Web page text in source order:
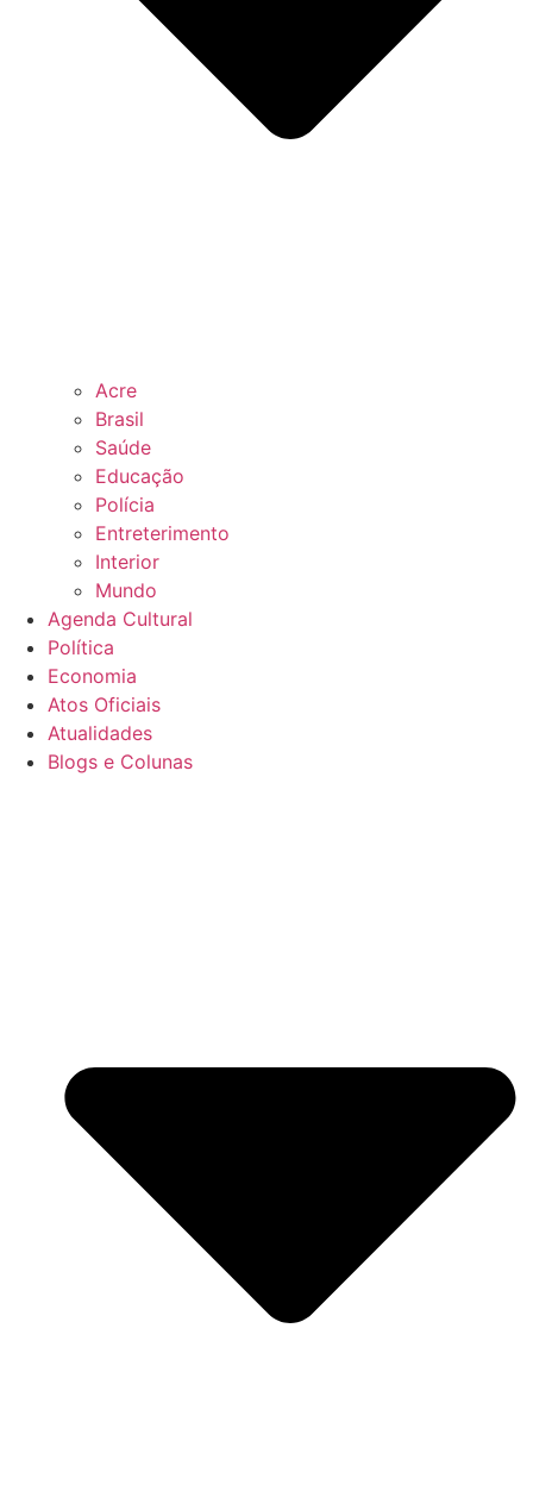
Acre
Brasil
Saúde
Educação
Polícia
Entreterimento
Interior
Mundo
Agenda Cultural
Política
Economia
Atos Oficiais
Atualidades
Blogs e Colunas